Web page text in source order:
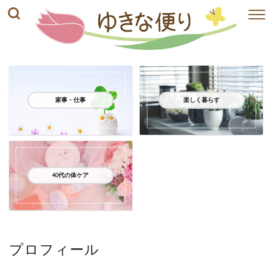
家事・仕事 楽しく暮らす
40代の体ケア
プロフィール